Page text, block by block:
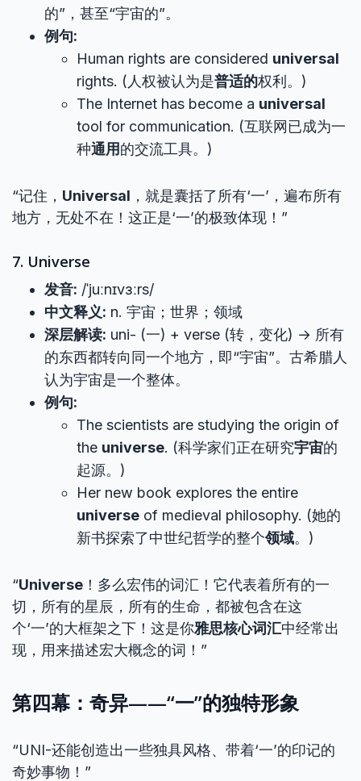
的”，甚至“宇宙的”。
例句:
Human rights are considered universal
rights. (人权被认为是普适的权利。)
The Internet has become a universal
tool for communication. (互联网已成为一
种通用的交流工具。)
“记住， Universal ，就是囊括了所有‘一’，遍布所有
地方，无处不在！这正是‘一’的极致体现！”
7. Universe
发音: /ˈjuːnɪvɜːrs/
中文释义: n. 宇宙；世界；领域
深层解读: uni- (一) + verse (转，变化) → 所有
的东西都转向同一个地方，即“宇宙”。古希腊人
认为宇宙是一个整体。
例句:
The scientists are studying the origin of
the universe. (科学家们正在研究宇宙的
起源。)
Her new book explores the entire
universe of medieval philosophy. (她的
新书探索了中世纪哲学的整个领域。)
“Universe ！多么宏伟的词汇！它代表着所有的一
切，所有的星辰，所有的生命，都被包含在这
个‘一’的大框架之下！这是你雅思核心词汇中经常出
现，用来描述宏大概念的词！”
第四幕：奇异——“一”的独特形象
“UNI-还能创造出一些独具风格、带着‘一’的印记的
奇妙事物！”